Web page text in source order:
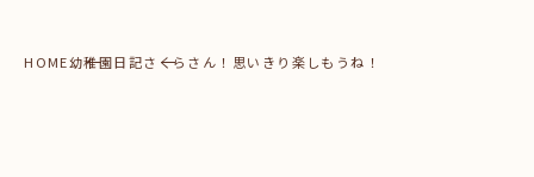
HOME幼稚園日記さくらさん！思いきり楽しもうね！